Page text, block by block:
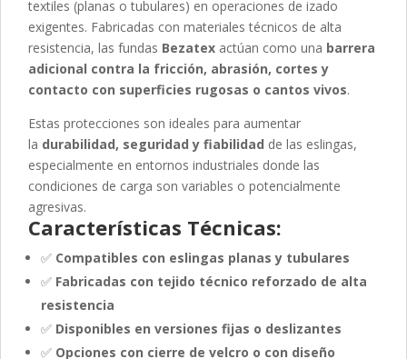
textiles (planas o tubulares) en operaciones de izado
exigentes. Fabricadas con materiales técnicos de alta
resistencia, las fundas Bezatex actúan como una barrera
adicional contra la fricción, abrasión, cortes y
contacto con superficies rugosas o cantos vivos.
Estas protecciones son ideales para aumentar
la durabilidad, seguridad y fiabilidad de las eslingas,
especialmente en entornos industriales donde las
condiciones de carga son variables o potencialmente
agresivas.
Características Técnicas:
✅ Compatibles con eslingas planas y tubulares
✅ Fabricadas con tejido técnico reforzado de alta
resistencia
✅ Disponibles en versiones fijas o deslizantes
✅ Opciones con cierre de velcro o con diseño